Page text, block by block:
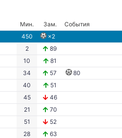
Мин. Зам.
События
450 ×2
2 89
10 81
34 57 80
40 51
45 46
21 70
51 52
28 63